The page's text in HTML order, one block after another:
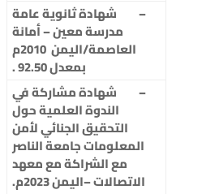
– شهادة ثانوية عامة
مدرسة معين – أمانة
العاصمة/اليمن 2010م
بمعدل 92.50 .
– شهادة مشاركة في
الندوة العلمية حول
التحقيق الجنائي لأمن
المعلومات جامعة الناصر
مع الشراكة مع معهد
الاتصالات –اليمن 2023م.